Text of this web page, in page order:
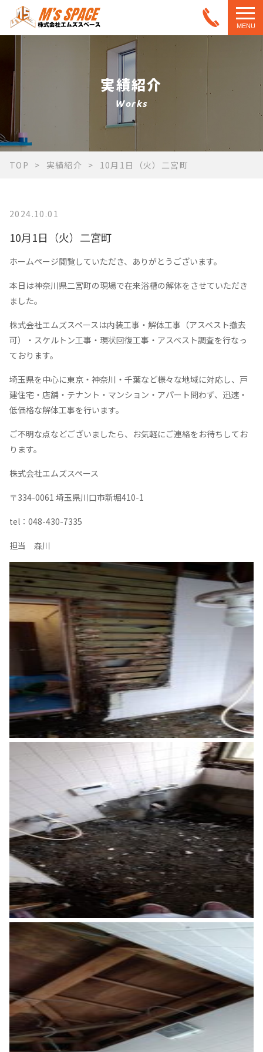
MENU
実績紹介
Works
TOP 実績紹介 10月1日（火）二宮町
2024.10.01
10月1日（火）二宮町
ホームページ閲覧していただき、ありがとうございます。
本日は神奈川県二宮町の現場で在来浴槽の解体をさせていただき
ました。
株式会社エムズスペースは内装工事・解体工事（アスベスト撤去
可）・スケルトン工事・現状回復工事・アスベスト調査を行なっ
ております。
埼玉県を中心に東京・神奈川・千葉など様々な地域に対応し、戸
建住宅・店舗・テナント・マンション・アパート問わず、迅速・
低価格な解体工事を行います。
ご不明な点などございましたら、お気軽にご連絡をお待ちしてお
ります。
株式会社エムズスペース
〒334-0061 埼玉県川口市新堀410-1
tel：048-430-7335
担当 森川